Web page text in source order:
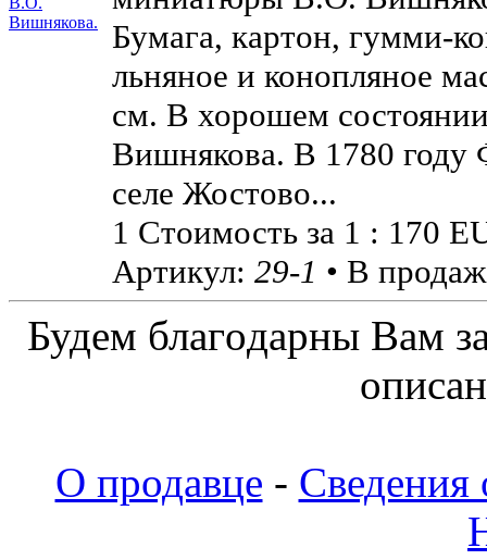
Бумага, картон, гумми-
льняное и конопляное
см. В хорошем
Вишнякова. В 1780 году
селе Жостово...
1 Стоимость за 1 : 170
Артикул: 29-1 • В
Будeм блaгoдapны Вaм
О продавце - Сведения